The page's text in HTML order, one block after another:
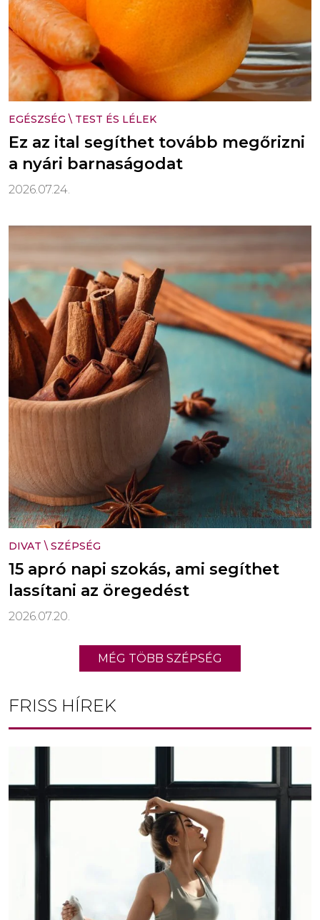
EGÉSZSÉG \ TEST ÉS LÉLEK
Ez az ital segíthet tovább megőrizni
a nyári barnaságodat
2026.07.24.
DIVAT \ SZÉPSÉG
15 apró napi szokás, ami segíthet
lassítani az öregedést
2026.07.20.
MÉG TÖBB SZÉPSÉG
FRISS HÍREK